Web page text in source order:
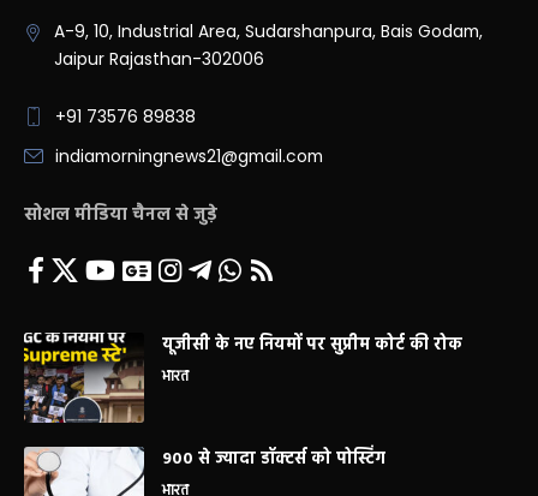
A-9, 10, Industrial Area, Sudarshanpura, Bais Godam,
Jaipur Rajasthan-302006
+91 73576 89838
indiamorningnews21@gmail.com
सोशल मीडिया चैनल से जुड़े
यूजीसी के नए नियमों पर सुप्रीम कोर्ट की रोक
भारत
900 से ज्यादा डॉक्टर्स को पोस्टिंग